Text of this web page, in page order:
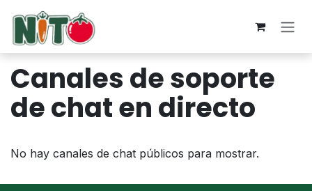
Ir al contenido
Canales de soporte
de chat en directo
No hay canales de chat públicos para mostrar.